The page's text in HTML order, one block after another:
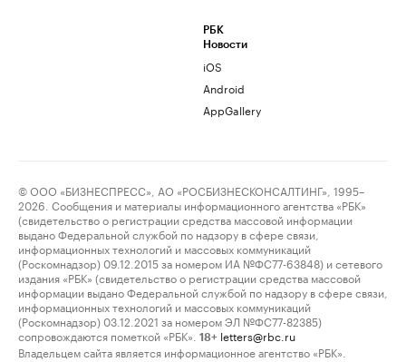
РБК
Новости
iOS
Android
AppGallery
© ООО «БИЗНЕСПРЕСС», АО «РОСБИЗНЕСКОНСАЛТИНГ», 1995–
2026. Сообщения и материалы информационного агентства «РБК»
(свидетельство о регистрации средства массовой информации
выдано Федеральной службой по надзору в сфере связи,
информационных технологий и массовых коммуникаций
(Роскомнадзор) 09.12.2015 за номером ИА №ФС77-63848) и сетевого
издания «РБК» (свидетельство о регистрации средства массовой
информации выдано Федеральной службой по надзору в сфере связи,
информационных технологий и массовых коммуникаций
(Роскомнадзор) 03.12.2021 за номером ЭЛ №ФС77-82385)
сопровождаются пометкой «РБК».
18+ letters@rbc.ru
Владельцем сайта является информационное агентство «РБК».